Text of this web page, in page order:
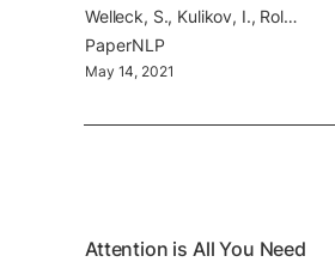
Welleck, S., Kulikov, I., Roller, S., Dinan, E., Cho, K., & Weston, J. (2019). Neural Text Generation with Unlikelihood Training.
PaperNLP
May 14, 2021
Attention is All You Need